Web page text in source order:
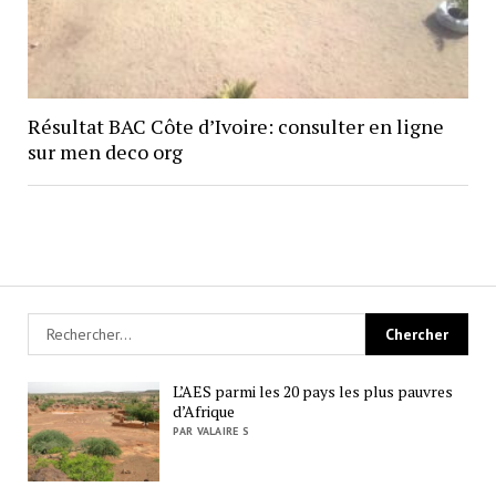
Résultat BAC Côte d’Ivoire: consulter en ligne
sur men deco org
L’AES parmi les 20 pays les plus pauvres
d’Afrique
PAR VALAIRE S